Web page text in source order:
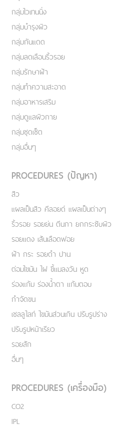
กลุ่มไวเทนนิ่ง
กลุ่มบำรุงผิว
กลุ่มกันแดด
กลุ่มลดเลือนริ้วรอย
กลุ่มรักษาฝ้า
กลุ่มทำความสะอาด
กลุ่มอาหารเสริม
กลุ่มดูแลผิวกาย
กลุ่มชุดเซ็ต
กลุ่มอื่นๆ
PROCEDURES (ปัญหา)
สิว
แผลเป็นสิว คีลอยด์ แผลเป็นต่างๆ
ริ้วรอย รอยย่น ตีนกา ยกกระชับผิว
รอยแดง เส้นเลือดฟอย
ฝ้า กระ รอยดำ ปาน
ต่อมไขมัน ไฝ ขี้แมลงวัน หูด
ร่องแก้ม ร่องน้ำตา แก้มตอบ
กำจัดขน
เชลลูไลท์ ไขมันส่วนเกิน ปรับรูปร่าง
ปรับรูปหน้าเรียว
รอยสัก
อื่นๆ
PROCEDURES (เครื่องมือ)
CO2
IPL